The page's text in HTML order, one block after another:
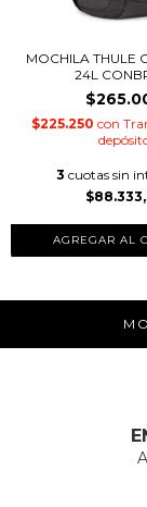
MOCHILA THULE
24L
$225.250 con
3 cuotas sin
AGREGAR AL